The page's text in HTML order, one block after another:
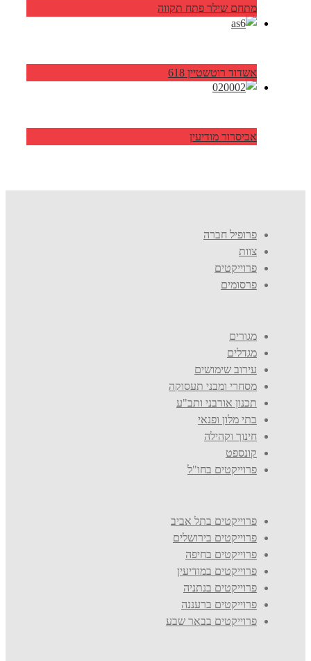
מתחם שילר פתח תקווה
אשדוד רוטשטיין 618
אביסרור מודיעין
פרופיל חברה
צוות
פרוייקטים
פרסומים
מגורים
מגדלים
עירוב שימושים
מסחרי ומבני תעסוקה
תכנון אורבני ותב"ע
בתי מלון ופנאי
חינוך וקהילה
קונספט
פרוייקטים בחו"ל
פרוייקטים בתל אביב
פרוייקטים בירושלים
פרוייקטים בחיפה
פרוייקטים במודיעין
פרוייקטים בנתניה
פרוייקטים ברעננה
פרוייקטים בבאר שבע